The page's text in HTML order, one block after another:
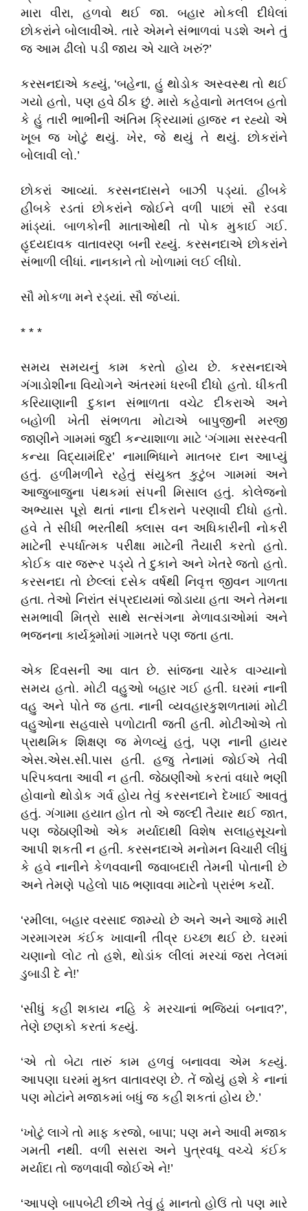
મારા વીરા,હળવો થઈ જા. બહાર મોકલી દીધેલાં
છોકરાંને બોલાવીએ. તારે એમને સંભાળવાં પડશે અને તું
જ આમ ઢીલો પડી જાય એ ચાલે ખરું?’
કરસનદાએ કહ્યું, ‘બહેના, હું થોડોક અસ્વસ્થ તો થઈ
ગયો હતો, પણ હવે ઠીક છું. મારો કહેવાનો મતલબ હતો
કે હું તારી ભાભીની અંતિમ ક્રિયામાં હાજર ન રહ્યો એ
ખૂબ જ ખોટું થયું. ખેર, જે થયું તે થયું. છોકરાંને
બોલાવી લો.’
છોકરાં આવ્યાં. કરસનદાસને બાઝી પડ્યાં. હીબકે
હીબકે રડતાં છોકરાંને જોઈને વળી પાછાં સૌ રડવા
માંડ્યાં. બાળકોની માતાઓથી તો પોક મુકાઈ ગઈ.
હૃદયદાવક વાતાવરણ બની રહ્યું. કરસનદાએ છોકરાંને
સંભાળી લીધાં. નાનકાને તો ખોળામાં લઈ લીધો.
સૌ મોકળા મને રડ્યાં. સૌ જંપ્યાં.
* * *
સમય સમયનું કામ કરતો હોય છે. કરસનદાએ
ગંગાડોશીના વિયોગને અંતરમાં ધરબી દીધો હતો. ધીકતી
કરિયાણાની દુકાન સંભાળતા વચેટ દીકરાએ અને
બહોળી ખેતી સંભળતા મોટાએ બાપુજીની મરજી
જાણીને ગામમાં જુદી કન્યાશાળા માટે ‘ગંગામા સરસ્વતી
કન્યા વિદ્યામંદિર’ નામાભિધાને માતબર દાન આપ્યું
હતું. હળીમળીને રહેતું સંયુક્ત કુટુંબ ગામમાં અને
આજુબાજુના પંથકમાં સંપની મિસાલ હતું. કોલેજનો
અભ્યાસ પૂરો થતાં નાના દીકરાને પરણાવી દીધો હતો.
હવે તે સીધી ભરતીથી ક્લાસ વન અધિકારીની નોકરી
માટેની સ્પર્ધાત્મક પરીક્ષા માટેની તૈયારી કરતો હતો.
કોઈક વાર જરૂર પડ્યે તે દુકાને અને ખેતરે જતો હતો.
કરસનદા તો છેલ્લાં દસેક વર્ષથી નિવૃત્ત જીવન ગાળતા
હતા. તેઓ નિરાંત સંપ્રદાયમાં જોડાયા હતા અને તેમના
સમભાવી મિત્રો સાથે સત્સંગના મેળાવડાઓમાં અને
ભજનના કાર્યક્ર્મોમાં ગામતરે પણ જતા હતા.
એક દિવસની આ વાત છે. સાંજના ચારેક વાગ્યાનો
સમય હતો. મોટી વહુઓ બહાર ગઈ હતી. ઘરમાં નાની
વહુ અને પોતે જ હતા. નાની વ્યવહારકુશળતામાં મોટી
વહુઓના સહવાસે પળોટાતી જતી હતી. મોટીઓએ તો
પ્રાથમિક શિક્ષણ જ મેળવ્યું હતું,પણ નાની હાયર
એસ.એસ.સી.પાસ હતી. હજુ તેનામાં જોઈએ તેવી
પરિપક્વતા આવી ન હતી. જેઠાણીઓ કરતાં વધારે ભણી
હોવાનો થોડોક ગર્વ હોય તેવું કરસનદાને દેખાઈ આવતું
હતું. ગંગામા હયાત હોત તો એ જલ્દી તૈયાર થઈ જાત,
પણ જેઠાણીઓ એક મર્યાદાથી વિશેષ સલાહસૂચનો
આપી શકતી ન હતી. કરસનદાએ મનોમન વિચારી લીધું
કે હવે નાનીને કેળવવાની જવાબદારી તેમની પોતાની છે
અને તેમણે પહેલો પાઠ ભણાવવા માટેનો પ્રારંભ કર્યો.
‘રમીલા, બહાર વરસાદ જામ્યો છે અને અને આજે મારી
ગરમાગરમ કંઈક ખાવાની તીવ્ર ઇચ્છા થઈ છે. ઘરમાં
ચણાનો લોટ તો હશે, થોડાંક લીલાં મરચાં જરા તેલમાં
ડુબાડી દે ને!’
‘સીધું કહી શકાય નહિ કે મરચાનાં ભજિયાં બનાવ?’,
તેણે છણકો કરતાં કહ્યું.
‘એ તો બેટા તારું કામ હળવું બનાવવા એમ કહ્યું.
આપણા ઘરમાં મુક્ત વાતાવરણ છે. તેં જોયું હશે કે નાનાં
પણ મોટાંને મજાકમાં બધું જ કહી શકતાં હોય છે.’
‘ખોટું લાગે તો માફ કરજો,બાપા;પણ મને આવી મજાક
ગમતી નથી. વળી સસરા અને પુત્રવધૂ વચ્ચે કંઈક
મર્યાદા તો જળવાવી જોઈએ ને!’
‘આપણે બાપબેટી છીએ તેવું હું માનતો હોઉં તો પણ મારે